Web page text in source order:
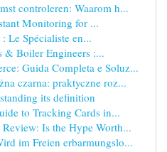
controleren: Waarom h...
Monitoring for ...
Le Spécialiste en...
& Boiler Engineers :...
Guida Completa e Soluz...
czarna: praktyczne roz...
its definition
to Tracking Cards in...
Is the Hype Worth...
im Freien erbarmungslo...